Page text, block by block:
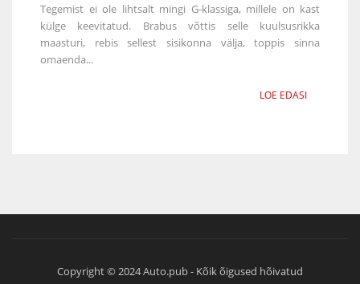
Tegemist ei ole lihtsalt mingi G-klassiga, millele on kast
külge keevitatud. Brabus võttis selle kuulsusrikka
maasturi, rebis sellest sisikonna välja, toppis sinna
omaenda...
LOE EDASI
Copyright © 2024 Auto.pub - Kõik õigused hõivatud